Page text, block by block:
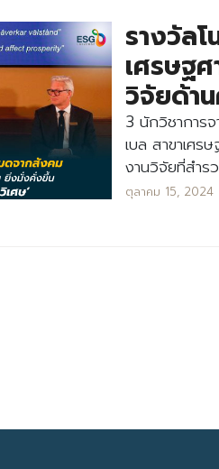
รางวัลโ
เศรษฐ
วิจัยด้าน
3 นักวิชาการ
เบล สาขาเศร
งานวิจัยที่สำร
ตุลาคม 15, 2024